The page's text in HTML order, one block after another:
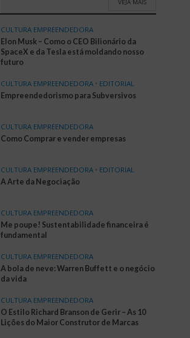
VEJA MAIS
CULTURA EMPREENDEDORA
Elon Musk – Como o CEO Bilionário da
SpaceX e da Tesla está moldando nosso
futuro
CULTURA EMPREENDEDORA • EDITORIAL
Empreendedorismo para Subversivos
CULTURA EMPREENDEDORA
Como Comprar e vender empresas
CULTURA EMPREENDEDORA • EDITORIAL
A Arte da Negociação
CULTURA EMPREENDEDORA
Me poupe! Sustentabilidade financeira é
fundamental
CULTURA EMPREENDEDORA
A bola de neve: Warren Buffett e o negócio
da vida
CULTURA EMPREENDEDORA
O Estilo Richard Branson de Gerir – As 10
Lições do Maior Construtor de Marcas